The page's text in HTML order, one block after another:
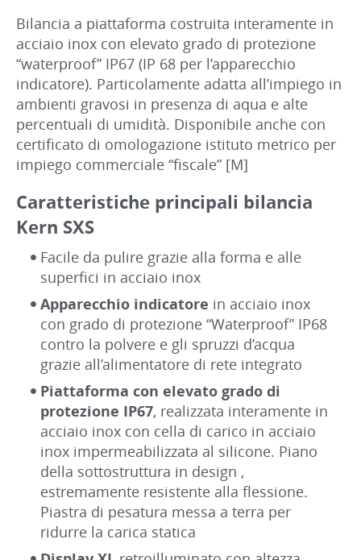
Bilancia a piattaforma costruita interamente in
acciaio inox con elevato grado di protezione
“waterproof” IP67 (IP 68 per l’apparecchio
indicatore). Particolamente adatta all’impiego in
ambienti gravosi in presenza di aqua e alte
percentuali di umidità. Disponibile anche con
certificato di omologazione istituto metrico per
impiego commerciale “fiscale” [M]
Caratteristiche principali bilancia
Kern SXS
Facile da pulire grazie alla forma e alle
superfici in acciaio inox
Apparecchio indicatore in acciaio inox
con grado di protezione “Waterproof” IP68
contro la polvere e gli spruzzi d’acqua
grazie all’alimentatore di rete integrato
Piattaforma con elevato grado di
protezione IP67, realizzata interamente in
acciaio inox con cella di carico in acciaio
inox impermeabilizzata al silicone. Piano
della sottostruttura in design ,
estremamente resistente alla flessione.
Piastra di pesatura messa a terra per
ridurre la carica statica